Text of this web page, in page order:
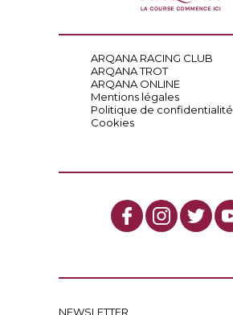
ARQANA RACING CLUB
ARQANA TROT
ARQANA ONLINE
Mentions légales
Politique de confidentialité
Cookies
NEWSLETTER